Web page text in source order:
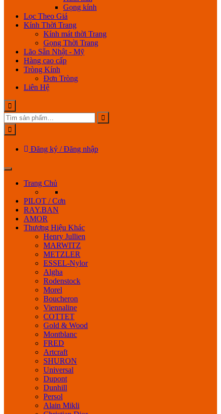
Gọng kính
Lọc Theo Giá
Kính Thời Trang
Kính mát thời Trang
Gọng Thời Trang
Lão Sẵn Nhật - Mỹ
Hàng cao cấp
Tròng Kính
Đơn Tròng
Liên Hệ
Đăng ký / Đăng nhập
Trang Chủ
PILOT / Cơn
RAY.BAN
AMOR
Thương Hiệu Khác
Henry Jullien
MARWITZ
METZLER
ESSEL-Nylor
Algha
Rodenstock
Morel
Boucheron
Viennaline
COTTET
Gold & Wood
Montblanc
FRED
Artcraft
SHURON
Universal
Dupont
Dunhill
Persol
Alain Mikli